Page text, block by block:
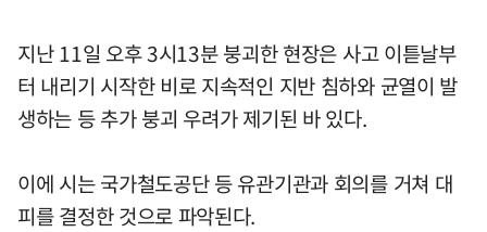
지난 11일 오후 3시13분 붕괴한 현장은 사고 이튿날부
터 내리기 시작한 비로 지속적인 지반 침하와 균열이 발
생하는 등 추가 붕괴 우려가 제기된 바 있다.
이에 시는 국가철도공단 등 유관기관과 회의를 거쳐 대
피를 결정한 것으로 파악된다.